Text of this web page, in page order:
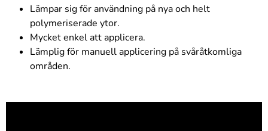
Lämpar sig för användning på nya och helt
polymeriserade ytor.
Mycket enkel att applicera.
Lämplig för manuell applicering på svåråtkomliga
områden.